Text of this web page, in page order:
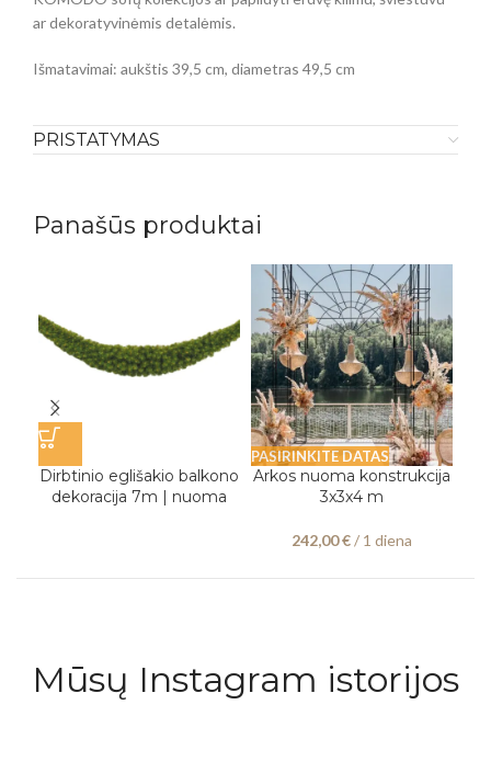
ar dekoratyvinėmis detalėmis.
Išmatavimai: aukštis 39,5 cm, diametras 49,5 cm
PRISTATYMAS
Panašūs produktai
Dirbtinio eglišakio balkono
dekoracija 7m | nuoma
PASIRINKITE DATAS
Arkos nuoma konstrukcija
3x3x4 m
242,00€/ 1 diena
Mūsų Instagram istorijos